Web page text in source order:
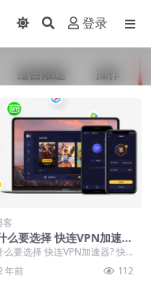
登录
客
么要选择 快连VPN加速
么要选择 快连VPN加速器? 快
加速器为何成为广大网民的
选...
年前 112